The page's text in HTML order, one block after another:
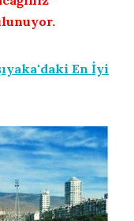
En İyi